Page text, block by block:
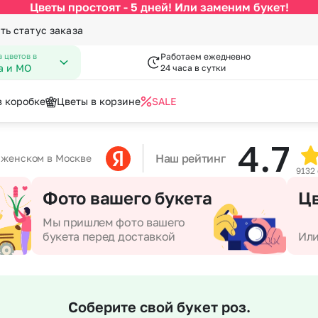
Цветы простоят - 5 дней! Или заменим букет!
статус заказа
цветов в
и МО
Работаем ежедневно
24 часа в сутки
Категории
Букеты до 2500 руб
Распродажа
Букеты от 4000 руб.
Недорогие цветы
из роддома
День Рождения
День Учителя
Новый Год
Пасха
Последний звонок
По цвету
Красные розы
Кремовые розы
игрушки
Вазы к букетам
Конфеты к букетам
коробке Цветы в корзине SALE
Фото вашего букета
Мы пришлем фото вашего
букета перед доставкой
в Москве Наш рейтинг 4.7 9132
Соберите свой букет роз.